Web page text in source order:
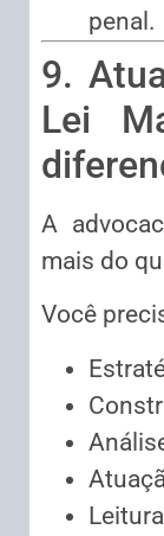
penal.
9.
Lei
A
mais do
Você